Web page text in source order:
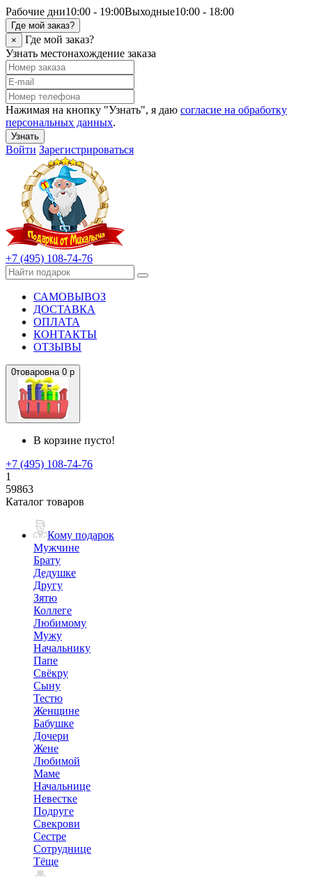
Рабочие дни10:00 - 19:00Выходные10:00 - 18:00
Где мой заказ?
×
Где мой заказ?
Узнать местонахождение заказа
Нажимая на кнопку "Узнать", я даю согласие на обработку
персональных данных.
Узнать
Войти Зарегистрироваться
+7 (495) 108-74-76
САМОВЫВОЗ
ДОСТАВКА
ОПЛАТА
КОНТАКТЫ
ОТЗЫВЫ
0товаровна 0 р
В корзине пусто!
+7 (495) 108-74-76
1
59863
Каталог товаров
Кому подарок
Мужчине
Брату
Дедушке
Другу
Зятю
Коллеге
Любимому
Мужу
Начальнику
Папе
Свёкру
Сыну
Тестю
Женщине
Бабушке
Дочери
Жене
Любимой
Маме
Начальнице
Невестке
Подруге
Свекрови
Сестре
Сотруднице
Тёще